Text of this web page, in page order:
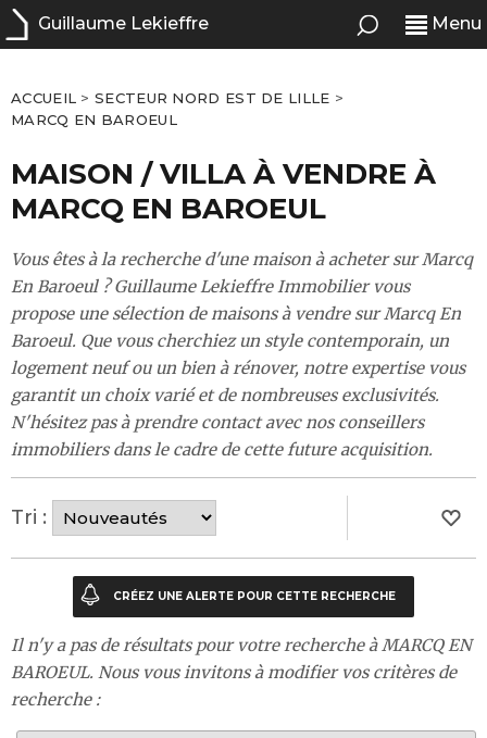
Guillaume Lekieffre Menu
ACCUEIL >SECTEUR NORD EST DE LILLE >
MARCQ EN BAROEUL
MAISON / VILLA À VENDRE À
MARCQ EN BAROEUL
Vous êtes à la recherche d'une maison à acheter sur Marcq
En Baroeul ? Guillaume Lekieffre Immobilier vous
propose une sélection de maisons à vendre sur Marcq En
Baroeul. Que vous cherchiez un style contemporain, un
logement neuf ou un bien à rénover, notre expertise vous
garantit un choix varié et de nombreuses exclusivités.
N'hésitez pas à prendre contact avec nos conseillers
immobiliers dans le cadre de cette future acquisition.
Tri :
Il n'y a pas de résultats pour votre recherche à MARCQ EN
BAROEUL. Nous vous invitons à modifier vos critères de
recherche :